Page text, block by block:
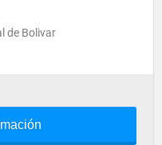
de Bolivar